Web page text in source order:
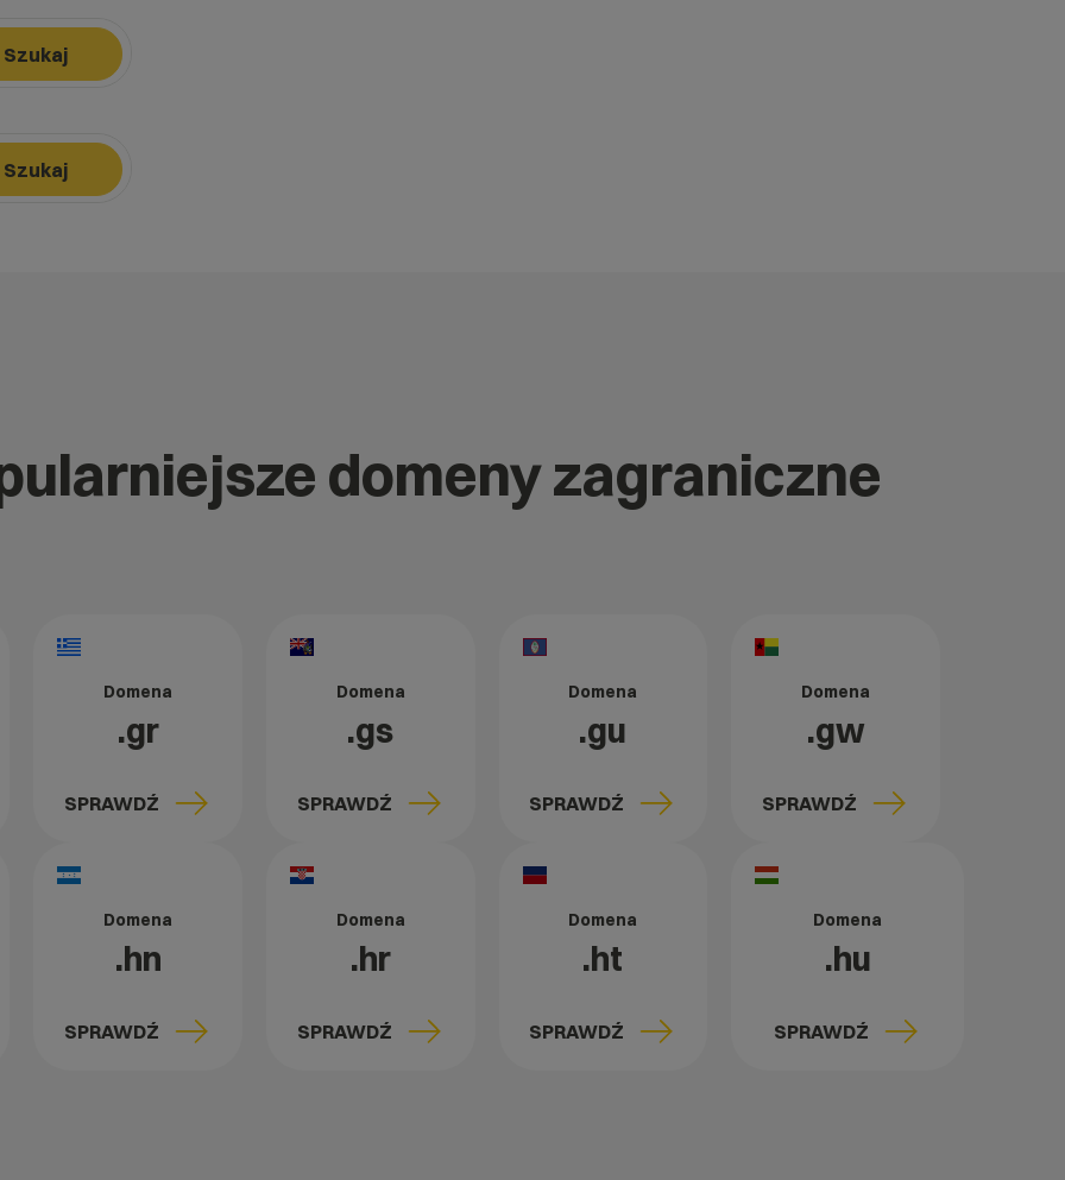
Szukaj
Szukaj
domeny zagraniczne
Domena
.gr
SPRAWDŹ
Domena
.gs
SPRAWDŹ
Domena
.gu
SPRAWDŹ
Domena
.gw
SPRAWDŹ
Domena
.hn
SPRAWDŹ
Domena
.hr
SPRAWDŹ
Domena
.ht
SPRAWDŹ
Domena
.hu
SPRAWDŹ